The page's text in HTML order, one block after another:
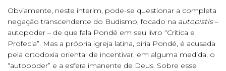
Obviamente, neste ínterim, pode-se questionar a completa
negação transcendente do Budismo, focado na autopistis–
autopoder – de que fala Pondé em seu livro “Crítica e
Profecia”. Mas a própria igreja latina, diria Pondé, é acusada
pela ortodoxia oriental de incentivar, em alguma medida, o
“autopoder” e a esfera imanente de Deus. Sobre esse